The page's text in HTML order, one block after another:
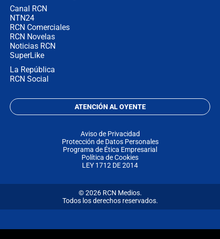
Canal RCN
NTN24
RCN Comerciales
RCN Novelas
Noticias RCN
SuperLike
La República
RCN Social
ATENCIÓN AL OYENTE
Aviso de Privacidad
Protección de Datos Personales
Programa de Ética Empresarial
Política de Cookies
LEY 1712 DE 2014
© 2026 RCN Medios.
Todos los derechos reservados.